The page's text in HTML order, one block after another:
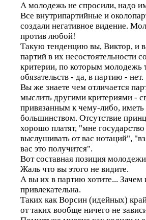
А молодежь не спросили, надо
Все внутрипартийные и
создали негативное видение.
против любой!
Такую тенденцию вы, Виктор, и
партий в их несостоятельности
критерии, по которым молодежь
обязательств - да, в партию - нет.
Вы же знаете чем отличается
мыслить другими критериями -
привязанным к чему-либо, иметь
большинством. Отсутствие
хорошо платят, "мне
выслушивать от вас нотаций",
вас это получится".
Вот составная позиция
Жаль что вы этого не видите.
А вы их в партию хотите... Зачем
привлекательна.
Таких как Ворсин (идейных)
от таких вообще ничего не